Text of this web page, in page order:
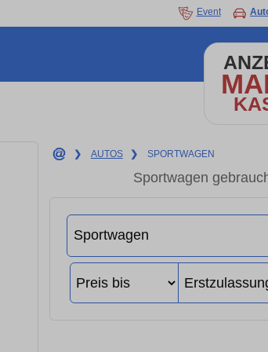
Event
❯ AUTOS ❯ SPORTWAGEN
Sportwagen